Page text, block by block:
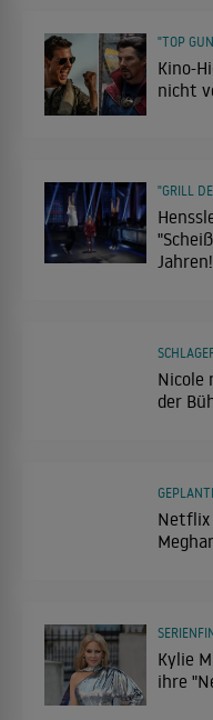
Kino-
nicht
"TOP
"GRILL
Nicole
der
Netflix
Kylie
ihre